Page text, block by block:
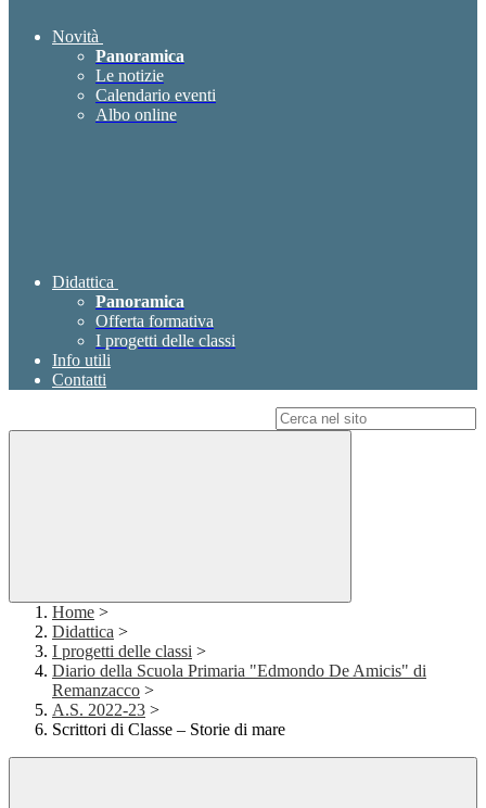
Novità
Panoramica
Le notizie
Calendario eventi
Albo online
Didattica
Panoramica
Offerta formativa
I progetti delle classi
Info utili
Contatti
Home >
Didattica >
I progetti delle classi >
Diario della Scuola Primaria "Edmondo De Amicis" di
Remanzacco >
A.S. 2022-23 >
Scrittori di Classe – Storie di mare